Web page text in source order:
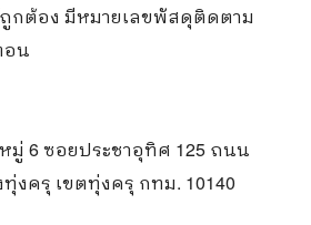
กต้อง มีหมายเลขพัสดุติดตาม
อน
มู่ 6 ซอยประชาอุทิศ 125 ถนน
งครุ เขตทุ่งครุ กทม. 10140